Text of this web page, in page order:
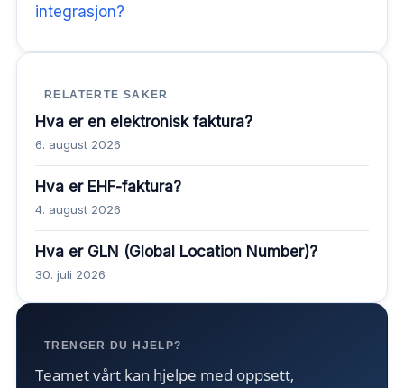
integrasjon?
RELATERTE SAKER
Hva er en elektronisk faktura?
6. august 2026
Hva er EHF-faktura?
4. august 2026
Hva er GLN (Global Location Number)?
30. juli 2026
TRENGER DU HJELP?
Teamet vårt kan hjelpe med oppsett,